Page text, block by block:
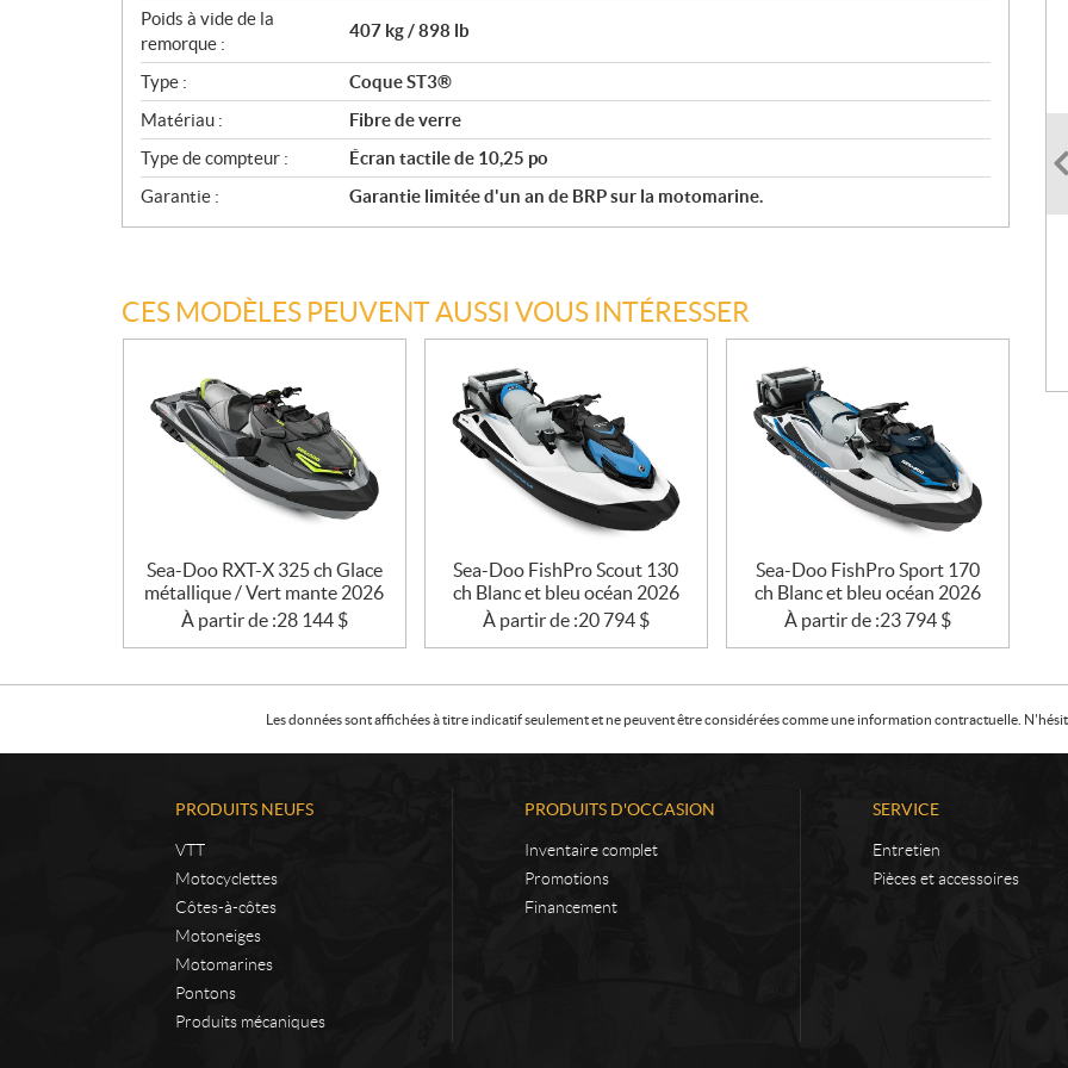
Poids à vide de la
remorque :
407 kg / 898 lb
Type :
Coque ST3®
Matériau :
Fibre de verre
Type de compteur :
Écran tactile de 10,25 po
Garantie :
Garantie limitée d'un an de BRP sur la motomarine.
CES MODÈLES PEUVENT AUSSI VOUS INTÉRESSER
Sea-Doo RXT-X 325 ch Glace
métallique / Vert mante 2026
À partir de :28 144 $
Sea-Doo FishPro Scout 130
ch Blanc et bleu océan 2026
À partir de :20 794 $
Sea-Doo FishPro Sport 170
ch Blanc et bleu océan 2026
À partir de :23 794 $
Les données sont affichées à titre indicatif seulement et ne peuvent être considérées comme une information contractuelle.
PRODUITS NEUFS
VTT
Motocyclettes
Côtes-à-côtes
Motoneiges
Motomarines
Pontons
Produits mécaniques
PRODUITS D'OCCASION
Inventaire complet
Promotions
Financement
SERVICE
Entretien
Pièces et accessoires